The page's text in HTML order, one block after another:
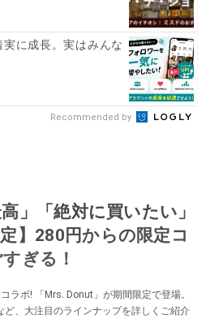
に成長。実はみんな
Recommended by
」「絶対に買いたい」
】280円からの限定コ
ぎる！
ラボ! 「Mrs. Donut」が期間限定で登場。
ど、大注目のラインナップを詳しくご紹介